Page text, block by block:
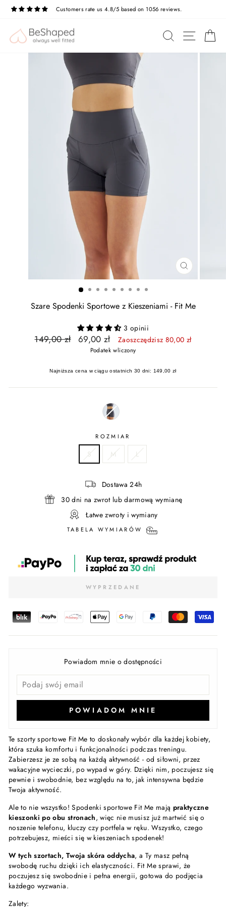
Przejdź
Customers rate us 4.8/5 based on 1056 reviews.
SZUKAJ
ZAMKNIJ
Szare Spodenki Sportowe z Kieszeniami - Fit Me
3 opinii
Cena
149,00 zł
Cena
promocyjna
69,00 zł Zaoszczędzisz 80,00 zł
Podatek wliczony
Najniższa cena w ciągu ostatnich 30 dni: 149,00 zł
ROZMIAR
S M L
Dostawa 24h
30 dni na zwrot lub darmową wymianę
Łatwe zwroty i wymiany
TABELA WYMIARÓW
WYPRZEDANE
Powiadom mnie o dostępności
POWIADOM MNIE
Te szorty sportowe Fit Me to doskonały wybór dla każdej kobiety,
która szuka komfortu i funkcjonalności podczas treningu.
Zabierzesz je ze sobą na każdą aktywność - od siłowni, przez
wakacyjne wycieczki, po wypad w góry. Dzięki nim, poczujesz się
pewnie i swobodnie, bez względu na to, jak intensywna będzie
Twoja aktywność.
Ale to nie wszystko! Spodenki sportowe Fit Me mają praktyczne
kieszonki po obu stronach, więc nie musisz już martwić się o
noszenie telefonu, kluczy czy portfela w ręku. Wszystko, czego
potrzebujesz, mieści się w kieszeniach spodenek!
W tych szortach, Twoja skóra oddycha, a Ty masz pełną
swobodę ruchu dzięki ich elastyczności. Fit Me sprawi, że
poczujesz się swobodnie i pełna energii, gotowa do podjęcia
każdego wyzwania.
Zalety: